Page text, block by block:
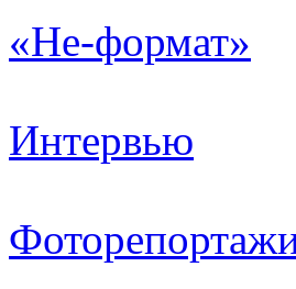
«Не-формат»
Интервью